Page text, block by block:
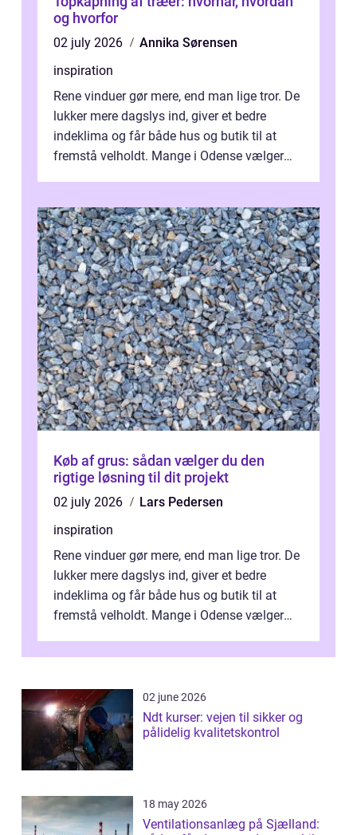
og hvorfor
02 july 2026
Annika Sørensen
inspiration
Rene vinduer gør mere, end man lige tror. De
lukker mere dagslys ind, giver et bedre
indeklima og får både hus og butik til at
fremstå velholdt. Mange i Odense vælger
Køb af grus: sådan vælger du den
rigtige løsning til dit projekt
02 july 2026
Lars Pedersen
inspiration
Rene vinduer gør mere, end man lige tror. De
lukker mere dagslys ind, giver et bedre
indeklima og får både hus og butik til at
fremstå velholdt. Mange i Odense vælger
02 june 2026
Ndt kurser: vejen til sikker og
pålidelig kvalitetskontrol
18 may 2026
Ventilationsanlæg på Sjælland: